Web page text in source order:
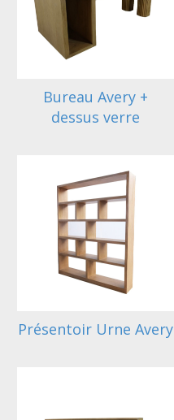
Bureau Avery +
dessus verre
Présentoir Urne Avery